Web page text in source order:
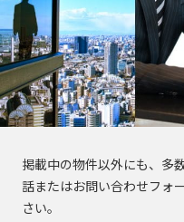
掲載中の物件以外にも、多
話またはお問い合わせフォ
さい。